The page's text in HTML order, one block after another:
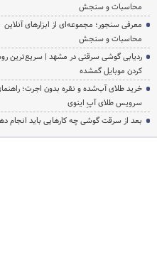
محاسبات و سنجش
معرفی سنجور؛ مجموعه‌ای از ابزارهای آنلاین
محاسبات و سنجش
ردیابی گوشی سرقتی در مشهد | سریع‌ترین
کردن موبایل گمشده
خرید طلای آب‌شده و نقره بدون اجرت؛
سرویس طلای آپِ اینوی
بعد از سرقت گوشی چه کارهایی باید انجام